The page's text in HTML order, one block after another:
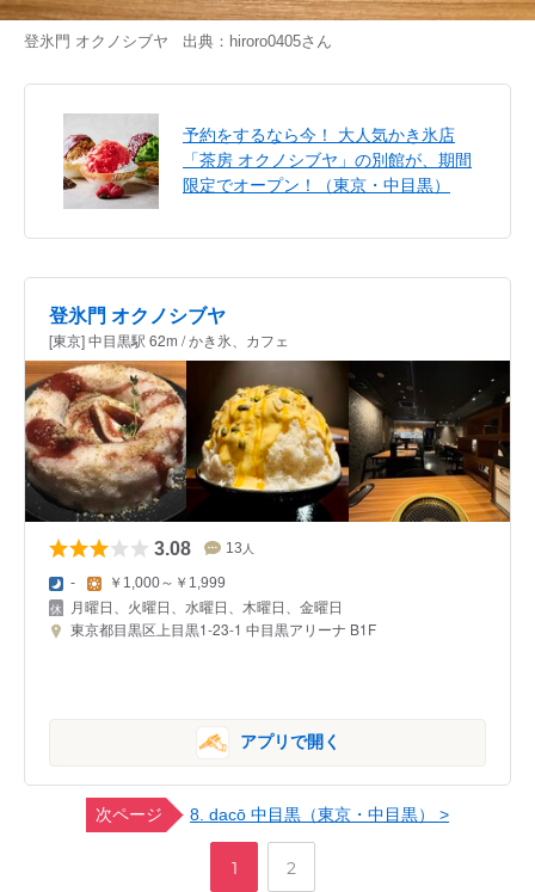
登氷門 オクノシブヤ 出典： hiroro0405さん
予約をするなら今！ 大人気かき氷店
「茶房 オクノシブヤ」の別館が、期間
限定でオープン！（東京・中目黒）
登氷門 オクノシブヤ
[東京] 中目黒駅 62m / かき氷、カフェ
3.08 13 人
- ￥1,000～￥1,999
月曜日、火曜日、水曜日、木曜日、金曜日
東京都目黒区上目黒1-23-1 中目黒アリーナ B1F
アプリで開く
次ページ 8. dacō 中目黒（東京・中目黒） >
ペ1
,
ペ
2